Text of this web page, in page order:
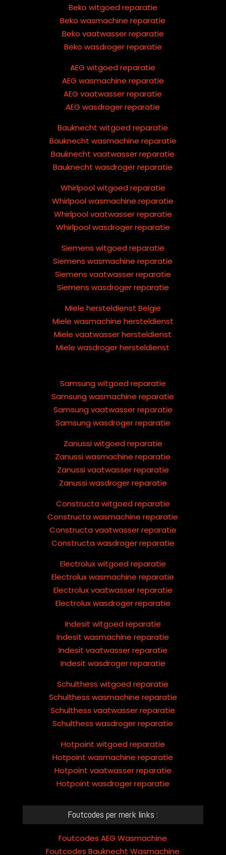
Beko witgoed reparatie
Beko wasmachine reparatie
Beko vaatwasser reparatie
Beko wasdroger reparatie
AEG witgoed reparatie
AEG wasmachine reparatie
AEG vaatwasser reparatie
AEG wasdroger reparatie
Bauknecht witgoed reparatie
Bauknecht wasmachine reparatie
Bauknecht vaatwasser reparatie
Bauknecht wasdroger reparatie
Whirlpool witgoed reparatie
Whirlpool wasmachine reparatie
Whirlpool vaatwasser reparatie
Whirlpool wasdroger reparatie
Siemens witgoed reparatie
Siemens wasmachine reparatie
Siemens vaatwasser reparatie
Siemens wasdroger reparatie
Miele hersteldienst Belgie
Miele wasmachine hersteldienst
Miele vaatwasser hersteldienst
Miele wasdroger hersteldienst
Samsung witgoed reparatie
Samsung wasmachine reparatie
Samsung vaatwasser reparatie
Samsung wasdroger reparatie
Zanussi witgoed reparatie
Zanussi wasmachine reparatie
Zanussi vaatwasser reparatie
Zanussi wasdroger reparatie
Constructa witgoed reparatie
Constructa wasmachine reparatie
Constructa vaatwasser reparatie
Constructa wasdroger reparatie
Electrolux witgoed reparatie
Electrolux wasmachine reparatie
Electrolux vaatwasser reparatie
Electrolux wasdroger reparatie
Indesit witgoed reparatie
Indesit wasmachine reparatie
Indesit vaatwasser reparatie
Indesit wasdroger reparatie
Schulthess witgoed reparatie
Schulthess wasmachine reparatie
Schulthess vaatwasser reparatie
Schulthess wasdroger reparatie
Hotpoint witgoed reparatie
Hotpoint wasmachine reparatie
Hotpoint vaatwasser reparatie
Hotpoint wasdroger reparatie
Foutcodes per merk links :
Foutcodes AEG Wasmachine
Foutcodes Bauknecht Wasmachine